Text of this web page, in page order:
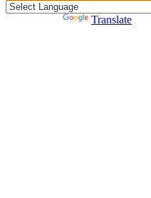
Translate